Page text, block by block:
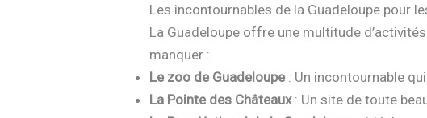
Les incontournables de la Guadeloupe pour
La Guadeloupe offre une multitude
manquer :
Le zoo de Guadeloupe: Un incontournable
La Pointe des Châteaux: Un site de toute